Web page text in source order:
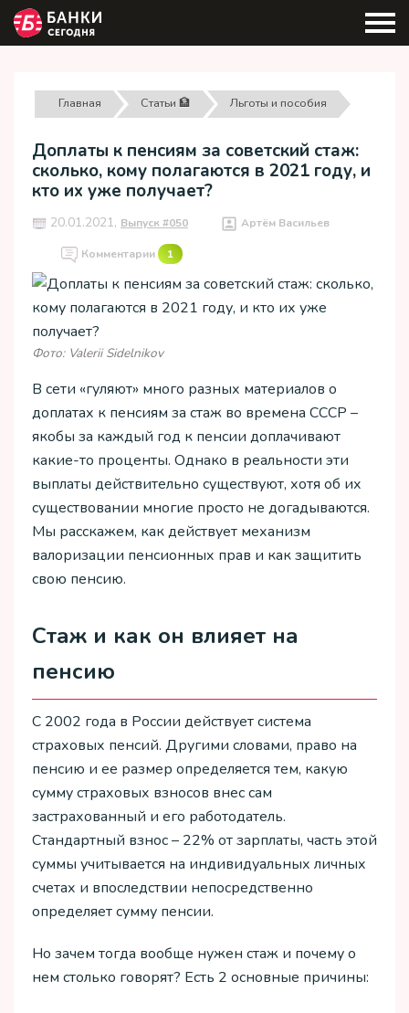
Главная Статьи 🏦 Льготы и пособия
Доплаты к пенсиям за советский стаж:
сколько, кому полагаются в 2021 году, и
кто их уже получает?
20.01.2021, Выпуск #050 Артём Васильев
Комментарии 1
Фото: Valerii Sidelnikov
В сети «гуляют» много разных материалов о
доплатах к пенсиям за стаж во времена СССР –
якобы за каждый год к пенсии доплачивают
какие-то проценты. Однако в реальности эти
выплаты действительно существуют, хотя об их
существовании многие просто не догадываются.
Мы расскажем, как действует механизм
валоризации пенсионных прав и как защитить
свою пенсию.
Стаж и как он влияет на
пенсию
С 2002 года в России действует система
страховых пенсий. Другими словами, право на
пенсию и ее размер определяется тем, какую
сумму страховых взносов внес сам
застрахованный и его работодатель.
Стандартный взнос – 22% от зарплаты, часть этой
суммы учитывается на индивидуальных личных
счетах и впоследствии непосредственно
определяет сумму пенсии.
Но зачем тогда вообще нужен стаж и почему о
нем столько говорят? Есть 2 основные причины: